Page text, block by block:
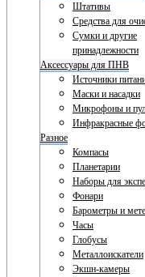
Штативы
Средства для
Сумки и другие
принадлежности
Аксессуары для ПНВ
Источники
Маски и насадки
Микрофоны и
Инфракрасные
Разное
Компасы
Планетарии
Наборы для
Фонари
Барометры и
Часы
Глобусы
Металлоискатели
Экшн-камеры